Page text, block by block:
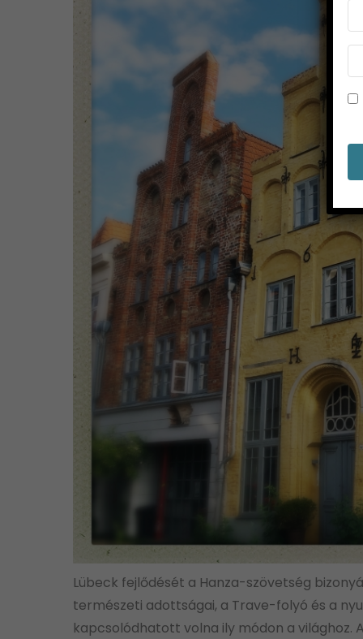
Lübeck fejlődését a Hanza-szövetség
természeti adottságai, a Trave-folyó és a
kapcsolódhatott volna ily módon a világhoz.